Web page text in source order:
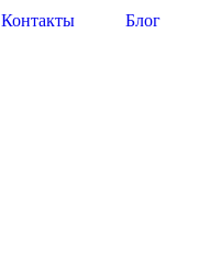
Контакты Блог